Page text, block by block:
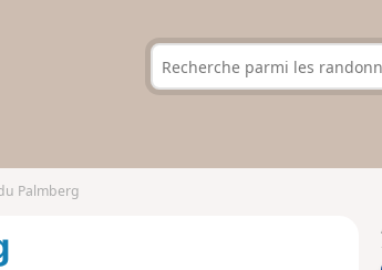
Palmberg